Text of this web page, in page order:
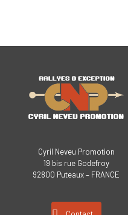
Cyril Neveu Promotion
19 bis rue Godefroy
92800 Puteaux – FRANCE